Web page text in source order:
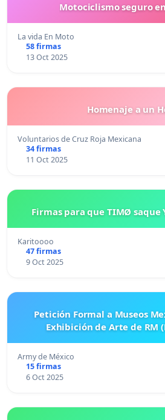
Motociclismo seguro
La vida En Moto
58 firmas
13 Oct 2025
Homenaje a un
Voluntarios de Cruz Roja Mexicana
34 firmas
11 Oct 2025
Firmas para que TIMØ saque
Karitoooo
47 firmas
9 Oct 2025
Petición Formal a Museos
Exhibición de Arte de RM
Army de México
15 firmas
6 Oct 2025